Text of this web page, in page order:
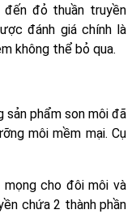
đỏ thuần truyền
đánh giá chính là
không thể bỏ qua.
sản phẩm son môi đã
môi mềm mại. Cụ
mọng cho đôi môi và
chứa 2 thành phần